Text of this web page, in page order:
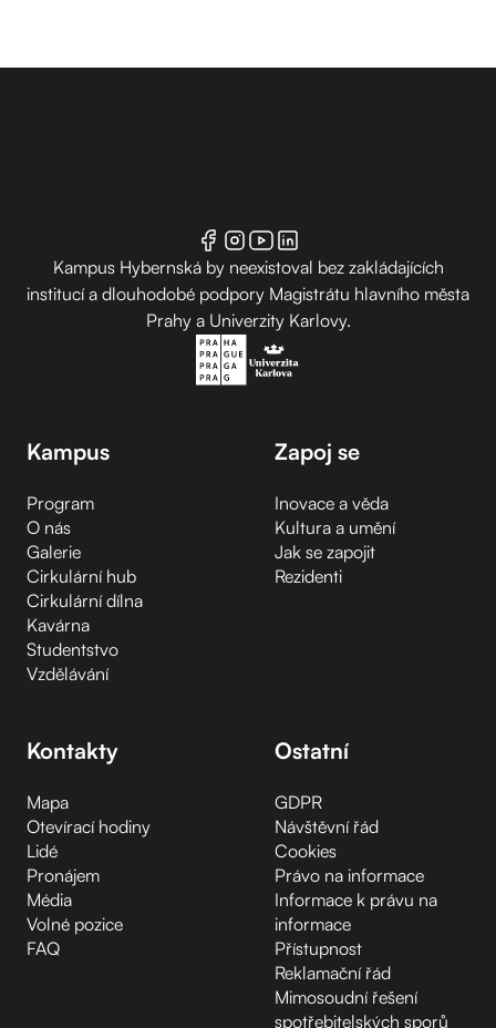
Kampus Hybernská by neexistoval bez zakládajících
institucí a dlouhodobé podpory Magistrátu hlavního města
Prahy a Univerzity Karlovy.
Kampus
Program
O nás
Galerie
Cirkulární hub
Cirkulární dílna
Kavárna
Studentstvo
Vzdělávání
Zapoj se
Inovace a věda
Kultura a umění
Jak se zapojit
Rezidenti
Kontakty
Mapa
Otevírací hodiny
Lidé
Pronájem
Média
Volné pozice
FAQ
Ostatní
GDPR
Návštěvní řád
Cookies
Právo na informace
Informace k právu na
informace
Přístupnost
Reklamační řád
Mimosoudní řešení
spotřebitelských sporů